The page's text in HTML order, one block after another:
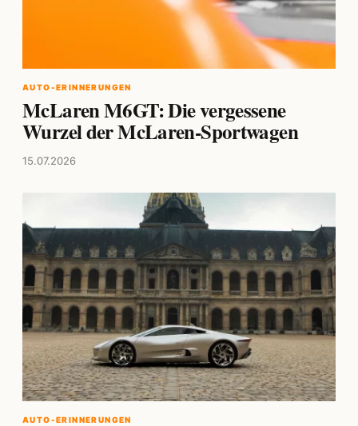
AUTO-ERINNERUNGEN
McLaren M6GT: Die vergessene
Wurzel der McLaren-Sportwagen
15.07.2026
AUTO-ERINNERUNGEN